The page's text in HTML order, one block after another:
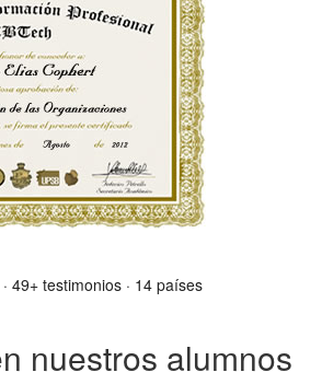
· 49+ testimonios · 14 países
nuestros alumnos